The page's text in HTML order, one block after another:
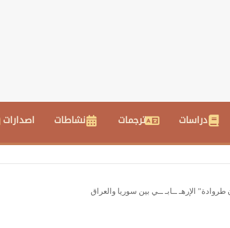
دراسات ترجمات نشاطات اصدارات
الإرهـ ــابـ ــي بين سوريا والعراق